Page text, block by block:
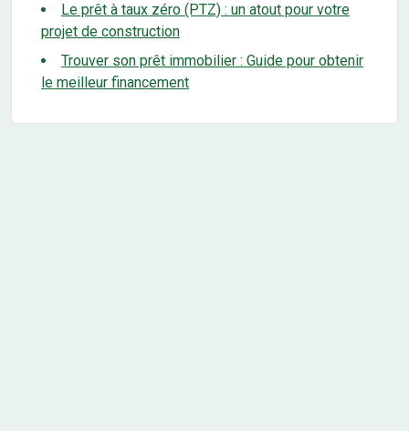
Le prêt à taux zéro (PTZ) : un atout pour votre
projet de construction
Trouver son prêt immobilier : Guide pour obtenir
le meilleur financement